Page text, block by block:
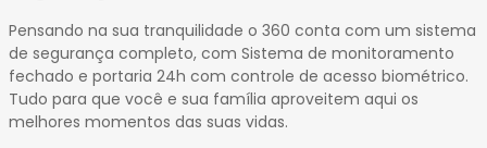
Pensando na sua tranquilidade o 360 conta com um sistema
de segurança completo, com Sistema de monitoramento
fechado e portaria 24h com controle de acesso biométrico.
Tudo para que você e sua família aproveitem aqui os
melhores momentos das suas vidas.